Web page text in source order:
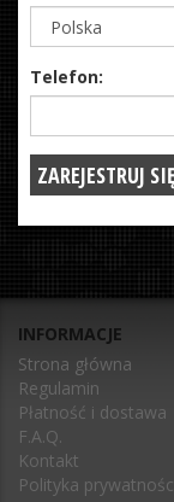
Telefon:
INFORMACJE
Strona główna
Regulamin
Płatność i dostawa
F.A.Q.
Kontakt
Polityka